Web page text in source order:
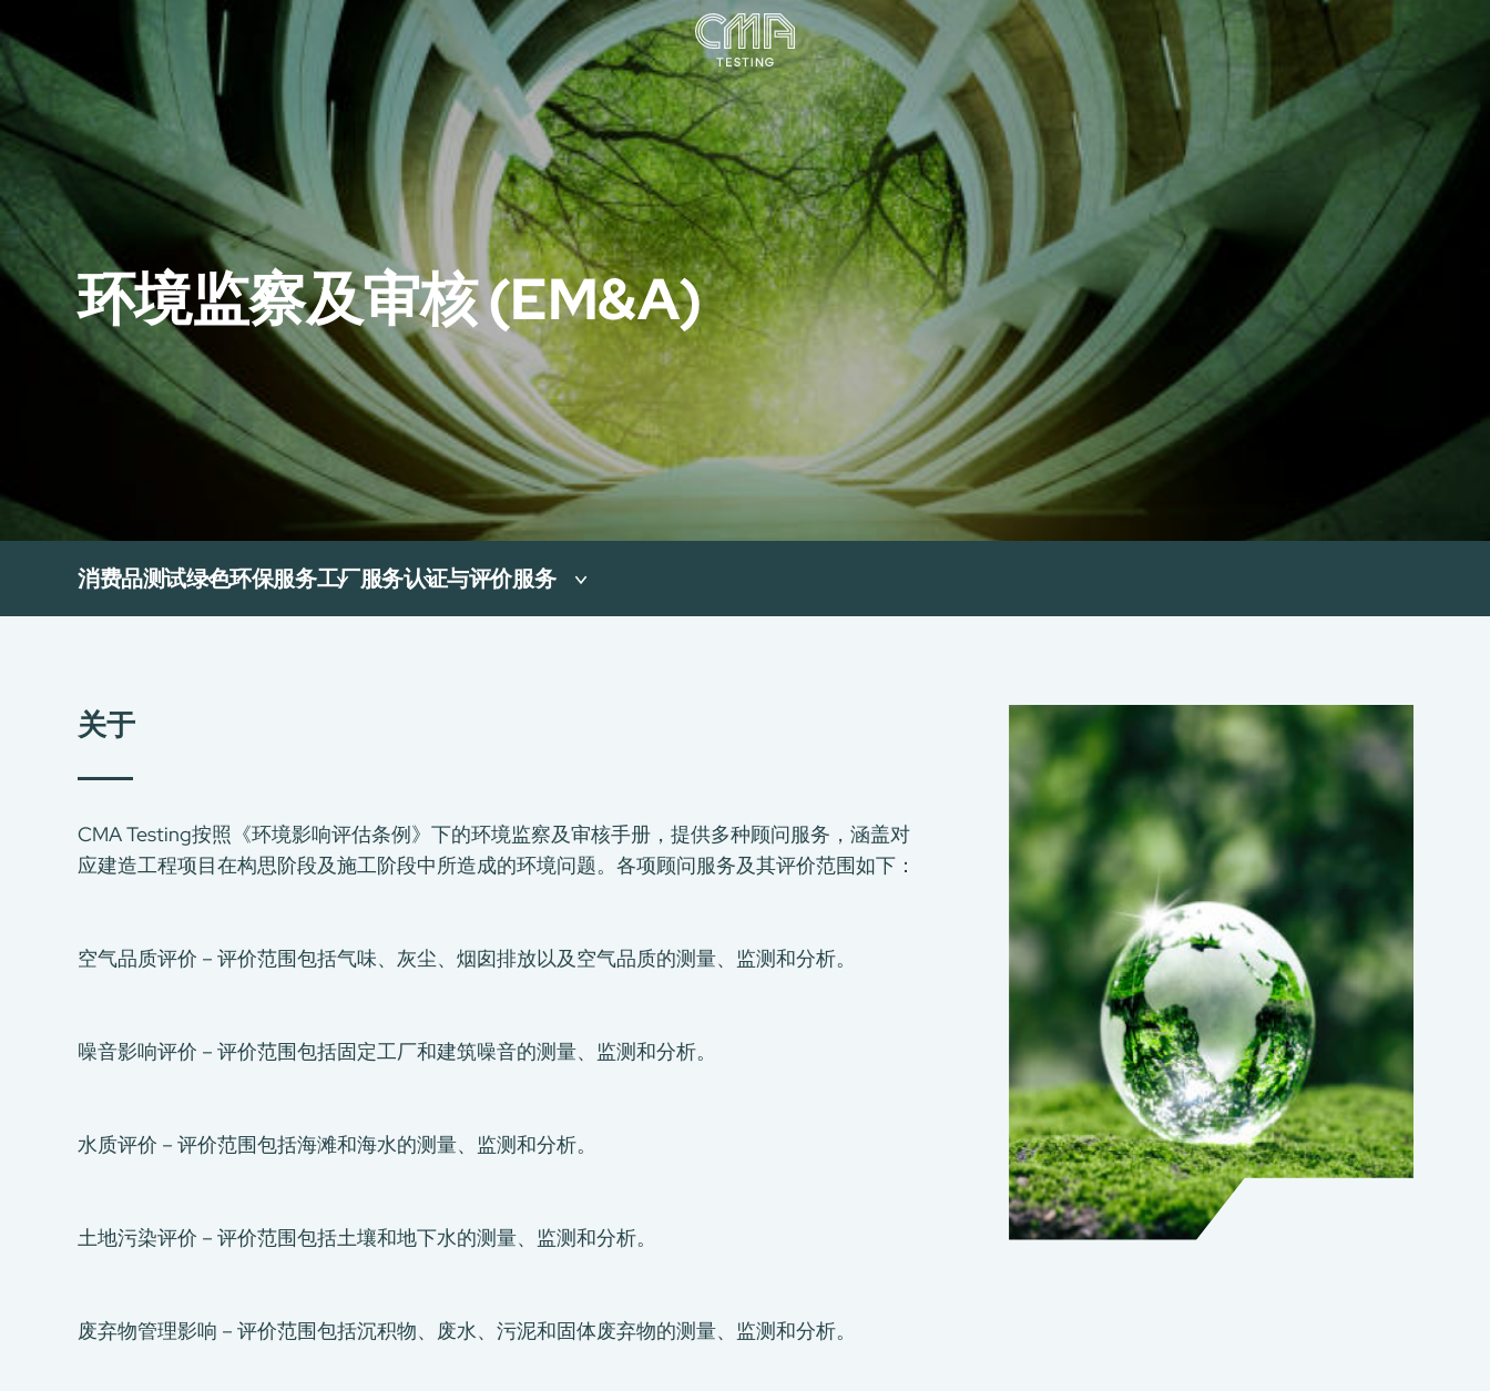
环境监察及审核 (EM&A)
消费品测试绿色环保服务工厂服务认证与评价服务
关于
CMA Testing按照《环境影响评估条例》下的环境监察及审核手册，提供多种顾问服务，涵盖对
应建造工程项目在构思阶段及施工阶段中所造成的环境问题。各项顾问服务及其评价范围如下：
空气品质评价－评价范围包括气味、灰尘、烟囱排放以及空气品质的测量、监测和分析。
噪音影响评价－评价范围包括固定工厂和建筑噪音的测量、监测和分析。
水质评价－评价范围包括海滩和海水的测量、监测和分析。
土地污染评价－评价范围包括土壤和地下水的测量、监测和分析。
废弃物管理影响－评价范围包括沉积物、废水、污泥和固体废弃物的测量、监测和分析。